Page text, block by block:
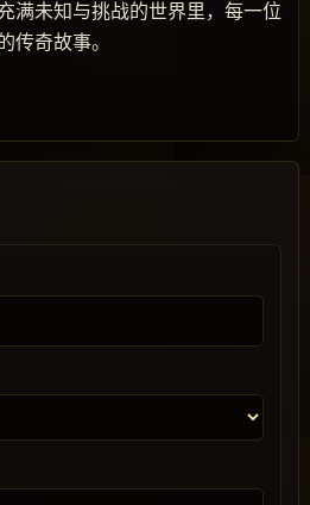
满未知与挑战的世界里，每一位
传奇故事。